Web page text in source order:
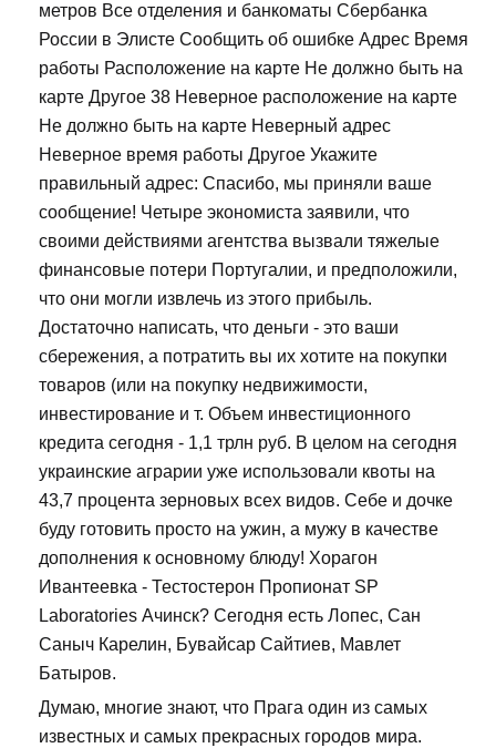
метров Все отделения и банкоматы Сбербанка
России в Элисте Сообщить об ошибке Адрес Время
работы Расположение на карте Не должно быть на
карте Другое 38 Неверное расположение на карте
Не должно быть на карте Неверный адрес
Неверное время работы Другое Укажите
правильный адрес: Спасибо, мы приняли ваше
сообщение! Четыре экономиста заявили, что
своими действиями агентства вызвали тяжелые
финансовые потери Португалии, и предположили,
что они могли извлечь из этого прибыль.
Достаточно написать, что деньги - это ваши
сбережения, а потратить вы их хотите на покупки
товаров (или на покупку недвижимости,
инвестирование и т. Объем инвестиционного
кредита сегодня - 1,1 трлн руб. В целом на сегодня
украинские аграрии уже использовали квоты на
43,7 процента зерновых всех видов. Себе и дочке
буду готовить просто на ужин, а мужу в качестве
дополнения к основному блюду! Хорагон
Ивантеевка - Тестостерон Пропионат SP
Laboratories Ачинск? Сегодня есть Лопес, Сан
Саныч Карелин, Бувайсар Сайтиев, Мавлет
Батыров.
Думаю, многие знают, что Прага один из самых
известных и самых прекрасных городов мира.